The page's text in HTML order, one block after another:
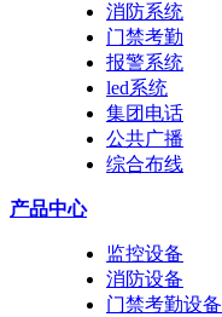
消防系统
门禁考勤
报警系统
led系统
集团电话
公共广播
综合布线
产品中心
监控设备
消防设备
门禁考勤设备